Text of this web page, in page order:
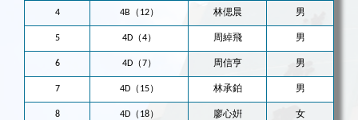
4 4B（12） 林偲晨 男
5 4D（4） 周綽飛 男
6 4D（7） 周信亨 男
7 4D（15） 林承鉑 男
8 4D（18） 廖心姸 女